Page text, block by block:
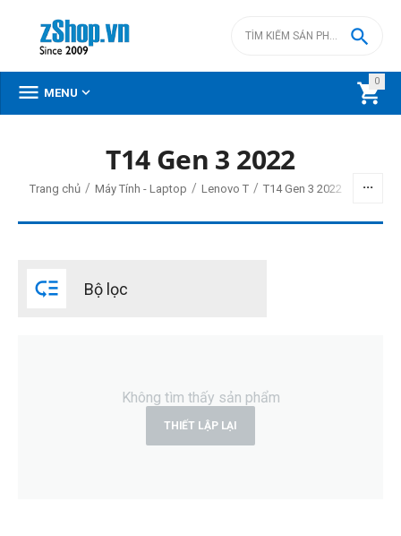
0


 MENU 
T14 Gen 3 2022
Trang chủ / Máy Tính - Laptop / Lenovo T / T14 Gen 3 2022
 Bộ lọc
Không tìm thấy sản phẩm
THIẾT LẬP LẠI